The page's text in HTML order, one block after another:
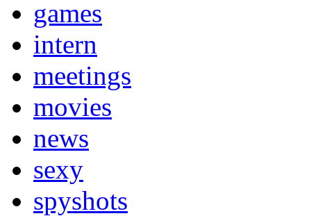
games
intern
meetings
movies
news
sexy
spyshots